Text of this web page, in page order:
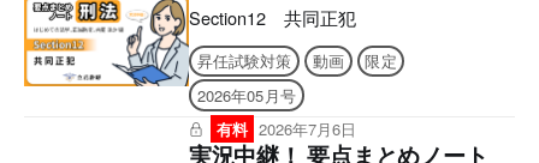
Section12 共同正犯
昇任試験対策 動画
限定
2026年05月号
有料 2026年7月6日
実況中継！ 要点まとめノート